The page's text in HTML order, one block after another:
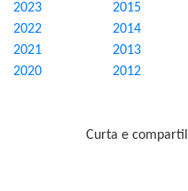
2023
2022
2021
2020
2015
2014
2013
2012
Curta e